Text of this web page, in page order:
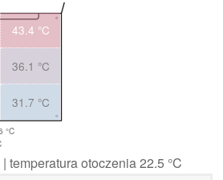
43.4 °C
36.1 °C
31.7 °C
°C
temperatura otoczenia 22.5 °C